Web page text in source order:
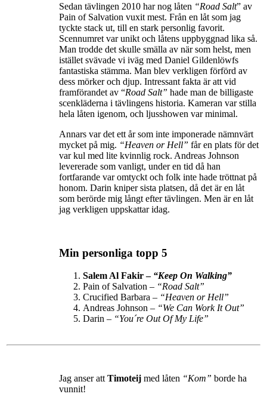
Sedan tävlingen 2010 har nog låten “Road Salt” av
Pain of Salvation vuxit mest. Från en låt som jag
tyckte stack ut, till en stark personlig favorit.
Scennumret var unikt och låtens uppbyggnad lika så.
Man trodde det skulle smälla av när som helst, men
istället svävade vi iväg med Daniel Gildenlöwfs
fantastiska stämma. Man blev verkligen förförd av
dess mörker och djup. Intressant fakta är att vid
framförandet av “Road Salt” hade man de billigaste
scenkläderna i tävlingens historia. Kameran var stilla
hela låten igenom, och ljusshowen var minimal.
Annars var det ett år som inte imponerade nämnvärt
mycket på mig. “Heaven or Hell” får en plats för det
var kul med lite kvinnlig rock. Andreas Johnson
levererade som vanligt, under en tid då han
fortfarande var omtyckt och folk inte hade tröttnat på
honom. Darin kniper sista platsen, då det är en låt
som berörde mig långt efter tävlingen. Men är en låt
jag verkligen uppskattar idag.
Min personliga topp 5
Salem Al Fakir – “Keep On Walking”
Pain of Salvation – “Road Salt”
Crucified Barbara – “Heaven or Hell”
Andreas Johnson – “We Can Work It Out”
Darin – “You´re Out Of My Life”
Jag anser att Timoteij med låten “Kom” borde ha
vunnit!